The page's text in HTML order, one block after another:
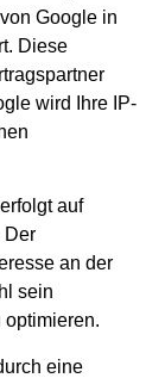
Google in
Diese
wird Ihre IP-
auf
Der
an der
sein
eine